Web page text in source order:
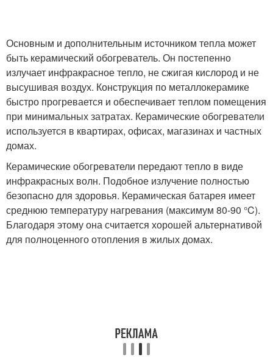
Основным и дополнительным источником тепла может
быть керамический обогреватель. Он постепенно
излучает инфракрасное тепло, не сжигая кислород и не
высушивая воздух. Конструкция по металлокерамике
быстро прогревается и обеспечивает теплом помещения
при минимальных затратах. Керамические обогреватели
используется в квартирах, офисах, магазинах и частных
домах.
Керамические обогреватели передают тепло в виде
инфракрасных волн. Подобное излучение полностью
безопасно для здоровья. Керамическая батарея имеет
среднюю температуру нагревания (максимум 80-90 °C).
Благодаря этому она считается хорошей альтернативой
для полноценного отопления в жилых домах.